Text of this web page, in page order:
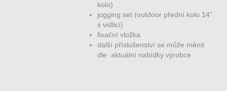
kolo)
jogging set (outdoor přední kolo 14”
s vidlicí)
fixační vložka
další příslušenství se může měnit
dle aktuální nabídky výrobce